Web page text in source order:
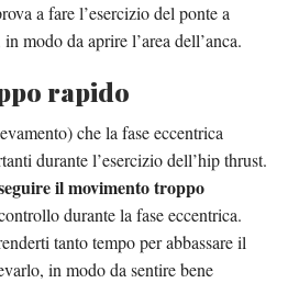
a fare l’esercizio del ponte a
modo da aprire l’area dell’anca.
rapido
che la fase eccentrica
durante l’esercizio dell’hip thrust.
il movimento troppo
durante la fase eccentrica.
tanto tempo per abbassare il
in modo da sentire bene